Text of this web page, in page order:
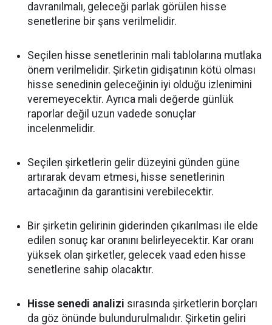
davranılmalı, geleceği parlak görülen hisse
senetlerine bir şans verilmelidir.
Seçilen hisse senetlerinin mali tablolarına mutlaka
önem verilmelidir. Şirketin gidişatının kötü olması
hisse senedinin geleceğinin iyi olduğu izlenimini
veremeyecektir. Ayrıca mali değerde günlük
raporlar değil uzun vadede sonuçlar
incelenmelidir.
Seçilen şirketlerin gelir düzeyini günden güne
artırarak devam etmesi, hisse senetlerinin
artacağının da garantisini verebilecektir.
Bir şirketin gelirinin giderinden çıkarılması ile elde
edilen sonuç kar oranını belirleyecektir. Kar oranı
yüksek olan şirketler, gelecek vaad eden hisse
senetlerine sahip olacaktır.
Hisse senedi analizi sırasında şirketlerin borçları
da göz önünde bulundurulmalıdır. Şirketin geliri